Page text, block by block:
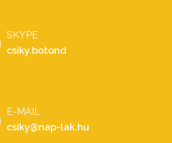
SKYPE
csiky.botond
E-MAIL
csiky@nap-lak.hu